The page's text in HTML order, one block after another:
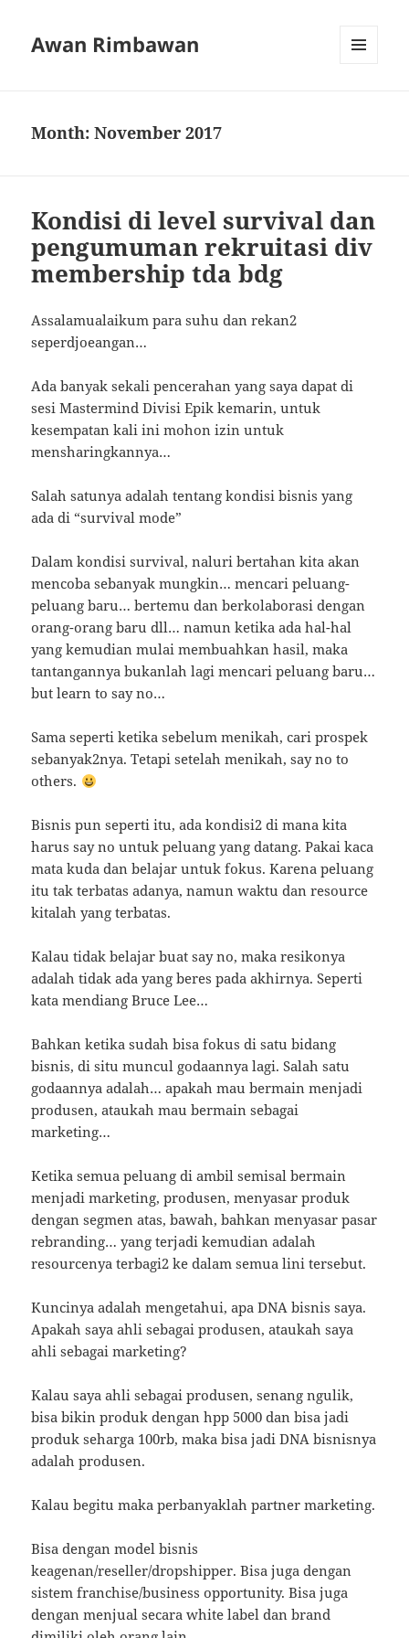
Awan Rimbawan
Month:November 2017
Kondisi di level survival dan
pengumuman rekruitasi div
membership tda bdg
Assalamualaikum para suhu dan rekan2
seperdjoeangan…
Ada banyak sekali pencerahan yang saya dapat di
sesi Mastermind Divisi Epik kemarin, untuk
kesempatan kali ini mohon izin untuk
mensharingkannya…
Salah satunya adalah tentang kondisi bisnis yang
ada di “survival mode”
Dalam kondisi survival, naluri bertahan kita akan
mencoba sebanyak mungkin… mencari peluang-
peluang baru… bertemu dan berkolaborasi dengan
orang-orang baru dll… namun ketika ada hal-hal
yang kemudian mulai membuahkan hasil, maka
tantangannya bukanlah lagi mencari peluang baru…
but learn to say no…
Sama seperti ketika sebelum menikah, cari prospek
sebanyak2nya. Tetapi setelah menikah, say no to
others.
Bisnis pun seperti itu, ada kondisi2 di mana kita
harus say no untuk peluang yang datang. Pakai kaca
mata kuda dan belajar untuk fokus. Karena peluang
itu tak terbatas adanya, namun waktu dan resource
kitalah yang terbatas.
Kalau tidak belajar buat say no, maka resikonya
adalah tidak ada yang beres pada akhirnya. Seperti
kata mendiang Bruce Lee…
Bahkan ketika sudah bisa fokus di satu bidang
bisnis, di situ muncul godaannya lagi. Salah satu
godaannya adalah… apakah mau bermain menjadi
produsen, ataukah mau bermain sebagai
marketing…
Ketika semua peluang di ambil semisal bermain
menjadi marketing, produsen, menyasar produk
dengan segmen atas, bawah, bahkan menyasar pasar
rebranding… yang terjadi kemudian adalah
resourcenya terbagi2 ke dalam semua lini tersebut.
Kuncinya adalah mengetahui, apa DNA bisnis saya.
Apakah saya ahli sebagai produsen, ataukah saya
ahli sebagai marketing?
Kalau saya ahli sebagai produsen, senang ngulik,
bisa bikin produk dengan hpp 5000 dan bisa jadi
produk seharga 100rb, maka bisa jadi DNA bisnisnya
adalah produsen.
Kalau begitu maka perbanyaklah partner marketing.
Bisa dengan model bisnis
keagenan/reseller/dropshipper. Bisa juga dengan
sistem franchise/business opportunity. Bisa juga
dengan menjual secara white label dan brand